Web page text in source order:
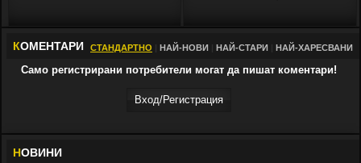
КОМЕНТАРИ СТАНДАРТНО НАЙ-НОВИ НАЙ-СТАРИ НАЙ-ХАРЕСВАНИ
Само регистрирани потребители могат да пишат коментари!
Вход/Регистрaция
НОВИНИ